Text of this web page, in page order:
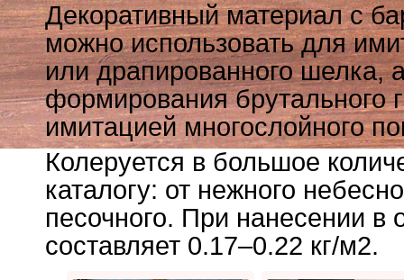
Декоративный материал с
можно использовать для
или драпированного шелка,
формирования брутального
имитацией многослойного
Колеруется в большое
каталогу: от нежного
песочного. При нанесении в
составляет 0.17–0.22 кг/м2.